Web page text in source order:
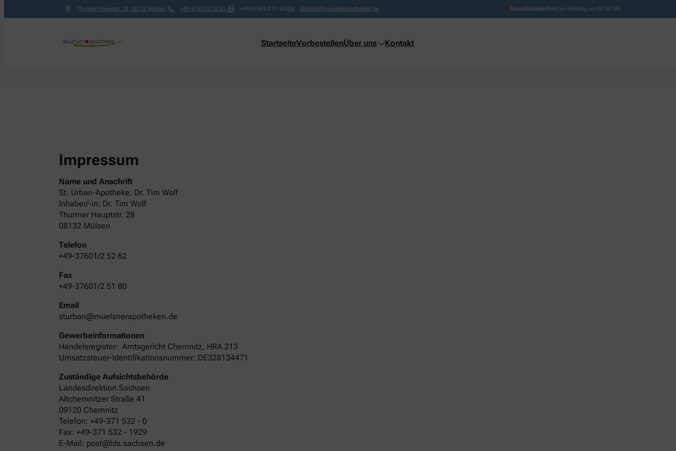
Thurmer Hauptstr. 28, 08132 Mülsen +49-37601/2 52 62 +49-37601/2 51 80 sturban@muelsnerapotheken.de Geschlossenöffnet am Montag um 08:00 Uhr
StartseiteVorbestellenÜber uns Kontakt
Impressum
Name und Anschrift
St. Urban-Apotheke, Dr. Tim Wolf
Inhaber/-in: Dr. Tim Wolf
Thurmer Hauptstr. 28
08132 Mülsen
Telefon
+49-37601/2 52 62
Fax
+49-37601/2 51 80
Email
sturban@muelsnerapotheken.de
Gewerbeinformationen
Handelsregister: Amtsgericht Chemnitz, HRA 213
Umsatzsteuer-Identifikationsnummer: DE328134471
Zuständige Aufsichtsbehörde
Landesdirektion Sachsen
Altchemnitzer Straße 41
09120 Chemnitz
Telefon: +49-371 532 - 0
Fax: +49-371 532 - 1929
E-Mail: post@lds.sachsen.de